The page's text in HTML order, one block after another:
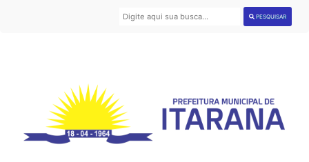
PESQUISAR